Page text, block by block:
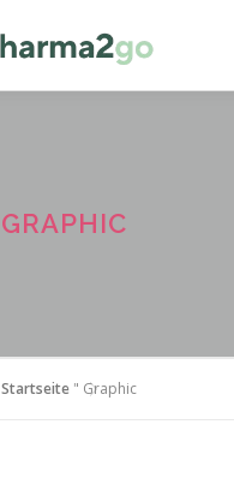
GRAPHIC
Startseite " Graphic